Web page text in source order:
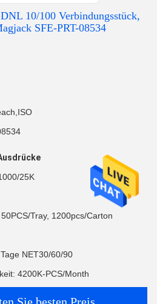
10/100 Verbindungsstück,
SFE-PRT-08534
25K
Tray, 1200pcs/Carton
NET30/60/90
4200K-PCS/Month
Sie besten Preis